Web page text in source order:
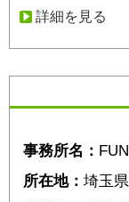
詳細を見る
事務所名：
所在地： 埼玉